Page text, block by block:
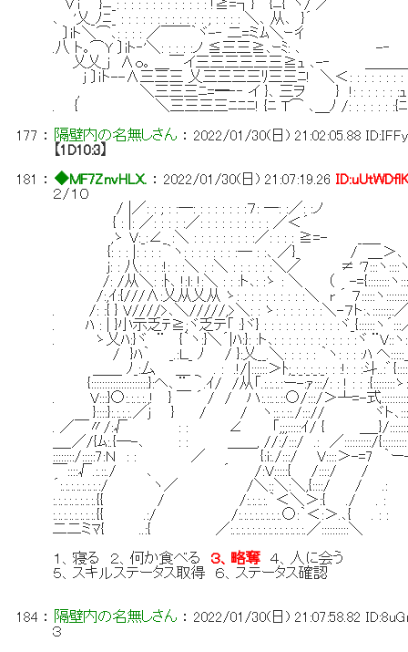
∨i }ﾆ_: : : : : : : : : : : : : !≧=┐} {ﾆ{｀
､ '乂_ﾉﾆ_ : : : : : : : : : : : : ; : : : : ＼､
〕iト＼⌒､: : : : ／￣￣｀ヾ-‐ 二=
.八 ト｡⌒Y 〕iト‐'＼: : : : :ノ ≦三三≧､
乂乂_ｊ ∧ｏ｡ ＿￣イ三三三三三三≧ｭ ､-
ｊ 〕ｉト--∧三三三 乂三三三三ﾘ三三ﾆ! ＼＜: : : : : : : :
, ＼三三三ﾆ=━‐‐ イ }､ 三ヲ } !: : : : : : :ｭ
. { ＼三三三三ﾆﾆﾆ! {ﾆ T⌒ ､＿ﾉ /: : : : : :
177 ： 隔壁内の名無しさん ：2022/01/30(日) 21:02:05.88
【1D10:3】
181
：◆MF7ZnvHLX. ：2022/01/30(日) 21:07:19.26
２/１０
/ |／: : ; : :―: : : : : : : :７: ―: :／: :ノ
{ : |: ／: : : : :／: : : : : : : : : : ／＜´
,ゝ V:_:∠_ :＼ : : : : : : : : :／: : : : ≧=- _＿_
{: : : |: : : : ｀ヽ: : : : : : : :― : :､ ／}_ / ＿＞､
j: : 八: : : :!: : :＼ : :＼ : : : : : :＼／ ≠ '7:::ヽ::::
/: /从＼: :ﾄ､ !:l: !:＼ : : :ト､: :ゝ : ＼ （ -={::::::::ヽ
/:,ｲ:{///Λ:乂从乂从 ゝ: : : : : : : : : :＼ r ´ ７:::::ヽ
. /: :{ } V////>､＼/////,>＼: : ゝ: : : : : : :＼-７ト:､::::::::
. ﾊ : | }小示乏ﾃ≧;ヾ乏テ「 :}ヾ} : : : : : : : : : : :ヾ_{::::::ヽ´:::
. ゝ乂ﾊ:}ヾ ¨ {｀ヽ:}＼´|ﾊ:}: :ト､: : : : : : : : : : : :ヾ ¨V::ヽ
/ }ﾊ｀ _.:Ｌ_ ﾉ / }:乂__.＼: : : : : ｀ヽ: : : :ﾊ ヘ
＿＿ ﾉ_:厶 ＿ _ . : .!/|::::::＞ﾄ;_:_:_:_:_: : :!: : :斗..:゛
{:::::::::::::::::::::}:ヘ､ ¨ ｀.ｲ/ /从「.:.:.:.:ー-:ｧ:::/: : ! : : :{::::::::ゝ
. V:::}○:.:.:.:.,! } ￣ ´ / / ハ:.::.:.::○/:::/＞┴=-式
}::::}:.:.:.:.／j } / / ヽ::.:.::./:::// ヾト､
. ／￣〃/:√ : : ∠ 「;;;:::::ｲ/ { ＿_}/
＿_／/{ﾑ:.{―-､ : : ＿＿, //:/:::/ .: ／::::::::::/
::::::::/:::::7:Ｎ : : ／ {:i:./:::/ V::::＞-=7 ｀
￣::::√.:.::./ ､ ´ /:V:::::{ /
´:.:.:.:.:.:.:.:/ ヽ／ /＼::＼:＼,{::::/
:.:.:.:.:.:.:.:.{{ / /:.:.:.:.｀＜＼＞:{
:.:.:.:.:.:.:.:.{{ .:/ /:.:.:.:.:.:.:.:.○:｀＜:＞.､{
二二ミﾏ{ ..:{ ／:.:.:.:.:.:.:.:.:.:.:.:.:.:.／
１、寝る ２、何か食べる３、略奪 ４、人に会う
５、スキルステータス取得 ６、ステータス確認
184 ： 隔壁内の名無しさん ：2022/01/30(日) 21:07:58.82
３